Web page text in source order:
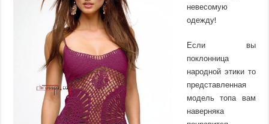
невесомую
одежду!
Если вы
поклонница
народной этики то
представленная
модель топа вам
наверняка